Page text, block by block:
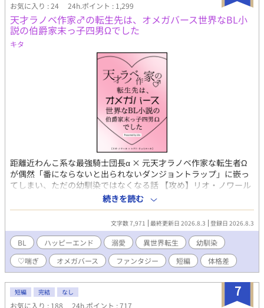
お気に入り : 24 24h.ポイント : 1,299
天才ラノベ作家♂の転生先は、オメガバース世界なBL小
説の伯爵家末っ子四男Ωでした
キタ
距離近わんこ系な最強騎士団長α × 元天才ラノベ作家な転生者Ω
が偶然「番にならないと出られないダンジョントラップ」に嵌っ
てしまい、ただの幼馴染ではなくなる話 【攻め】リオ・ノワール
公爵家の次男のα。 最強と謳われている帝国騎士団の団長であ
り、国一番の闇魔法の使い手。 幼少期の頃からレナトのことが好
きで、番になるならレナトがいいと思っていることをレナト以外
の周りの人間は知っていた。 レナトと家族以外の人間には興味が
なく、表向きはにこやかだが踏み込ませない雰囲気で対応してい
る。 【受け】レナト・リュミエール 伯爵家の末っ子四男のΩ。 光
魔法を扱える血族であり、レナト以外は全員αなため大変可愛がら
れて育った。 前世ではハーレムもの作品の金字塔と呼ばれる天才
ラノベ作家であり、その経験則と直感力で誰ともラブコメ展開を
起こすことなく生きてこれていた。 リオの性格や顔がド好み。リ
続きを読む
文字数 7,971 最終更新日 2026.8.3 登録日 2026.8.3
BL ハッピーエンド 溺愛 異世界転生
幼馴染
♡喘ぎ
オメガバース ファンタジー 短編 体格差
7
短編 完結 なし
お気に入り : 188 24h.ポイント : 717